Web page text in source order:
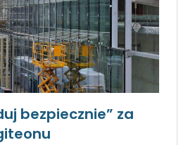
bezpiecznie” za